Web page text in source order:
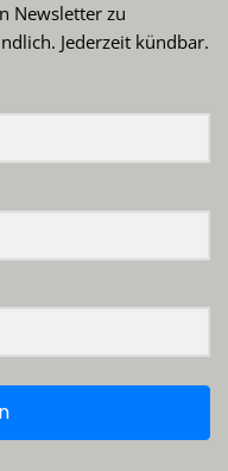
Newsletter zu
Jederzeit kündbar.